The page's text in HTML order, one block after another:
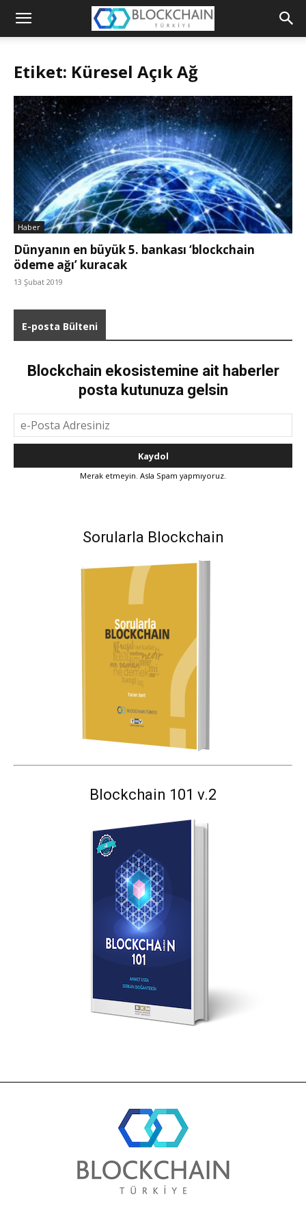
Blockchain
Etiket: Küresel Açık Ağ
Haber
Dünyanın en büyük 5. bankası ‘blockchain
ödeme ağı’ kuracak
13 Şubat 2019
E-posta Bülteni
Blockchain ekosistemine ait haberler
posta kutunuza gelsin
Merak etmeyin. Asla Spam yapmıyoruz.
Sorularla Blockchain
Blockchain 101 v.2